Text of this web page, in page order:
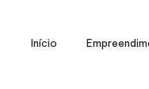
Início